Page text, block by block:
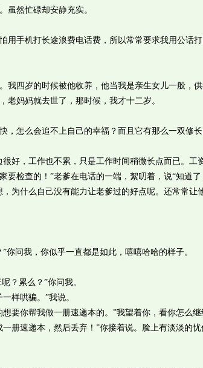
然忙碌却安静充实。
手机打长途浪费电话费，所以常常要求我用公话打
四岁的时候被他收养，他当我是亲生女儿一般，
老妈妈就去世了，那时候，我才十二岁。
怎么会追不上自己的幸福？而且它有那么一双修长
，工作也不累，只是工作时间稍微长点而已。工
要检查的！”老爹在电话的一端，絮叨着，说“知道
为什么自己没有能力让老爹过的好点呢。还常常让
问我，你似乎一直都是如此，嘻嘻哈哈的样子。
？累么？”你问我。
样哄骗。”我说。
你帮我做一册速递本的。”我望着你，看你怎么继
速递本，然后丢弃！”你接着说。脸上有淡淡的忧